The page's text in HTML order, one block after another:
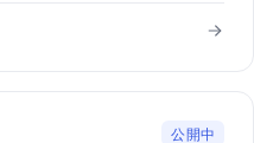
公開中